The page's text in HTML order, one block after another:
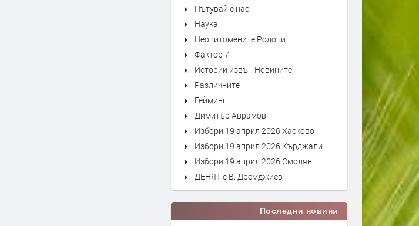
Пътувай с нас
Наука
Неопитомените Родопи
Фактор 7
Истории извън Новините
Различните
Гейминг
Димитър Аврамов
Избори 19 април 2026 Хасково
Избори 19 април 2026 Кърджали
Избори 19 април 2026 Смолян
ДЕНЯТ с В. Дремджиев
Последни новини